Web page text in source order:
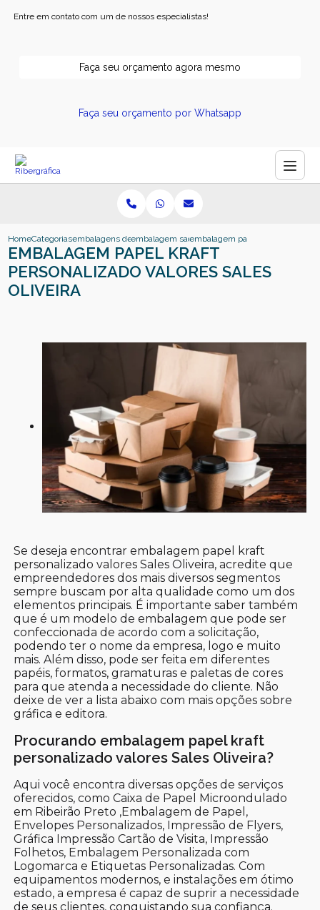
Entre em contato com um de nossos especialistas!
Faça seu orçamento agora mesmo
Faça seu orçamento por Whatsapp
HomeCategoriasembalagens de papelembalagem sacola de papel
embalagem papel kraft
EMBALAGEM PAPEL KRAFT
PERSONALIZADO VALORES SALES
OLIVEIRA
Se deseja encontrar embalagem papel kraft
personalizado valores Sales Oliveira, acredite que
empreendedores dos mais diversos segmentos
sempre buscam por alta qualidade como um dos
elementos principais. É importante saber também
que é um modelo de embalagem que pode ser
confeccionada de acordo com a solicitação,
podendo ter o nome da empresa, logo e muito
mais. Além disso, pode ser feita em diferentes
papéis, formatos, gramaturas e paletas de cores
para que atenda a necessidade do cliente. Não
deixe de ver a lista abaixo com mais opções sobre
gráfica e editora.
Procurando embalagem papel kraft
personalizado valores Sales Oliveira?
Aqui você encontra diversas opções de serviços
oferecidos, como Caixa de Papel Microondulado
em Ribeirão Preto ,Embalagem de Papel,
Envelopes Personalizados, Impressão de Flyers,
Gráfica Impressão Cartão de Visita, Impressão
Folhetos, Embalagem Personalizada com
Logomarca e Etiquetas Personalizadas. Com
equipamentos modernos, e instalações em ótimo
estado, a empresa é capaz de suprir a necessidade
de seus clientes, conquistando sua confiança.